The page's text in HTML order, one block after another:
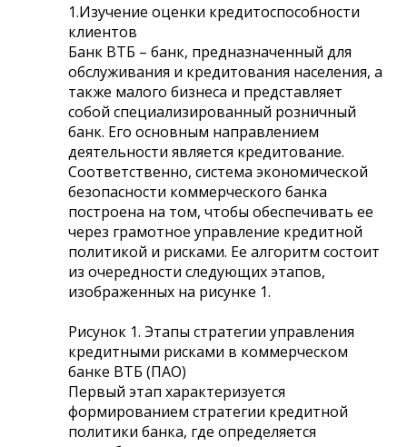
1.Изучение оценки кредитоспособности
клиентов
Банк ВТБ – банк, предназначенный для
обслуживания и кредитования населения, а
также малого бизнеса и представляет
собой специализированный розничный
банк. Его основным направлением
деятельности является кредитование.
Соответственно, система экономической
безопасности коммерческого банка
построена на том, чтобы обеспечивать ее
через грамотное управление кредитной
политикой и рисками. Ее алгоритм состоит
из очередности следующих этапов,
изображенных на рисунке 1.
Рисунок 1. Этапы стратегии управления
кредитными рисками в коммерческом
банке ВТБ (ПАО)
Первый этап характеризуется
формированием стратегии кредитной
политики банка, где определяется